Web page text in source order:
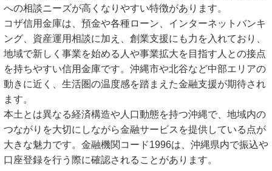
への相談ニーズが高くなりやすい特徴があります。
コザ信用金庫は、預金や各種ローン、インターネットバンキ
ング、資産運用相談に加え、創業支援にも力を入れており、
地域で新しく事業を始める人や事業拡大を目指す人との接点
を持ちやすい信用金庫です。沖縄市や北谷など中部エリアの
動きに近く、生活圏の温度感を踏まえた金融支援が期待され
ます。
本土とは異なる経済構造や人口動態を持つ沖縄で、地域内の
つながりを大切にしながら金融サービスを提供している点が
大きな魅力です。金融機関コード1996は、沖縄県内で振込や
口座登録を行う際に確認されることがあります。